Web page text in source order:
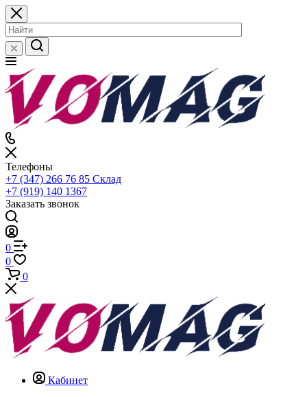
Телефоны
+7 (347) 266 76 85 Склад
+7 (919) 140 1367
Заказать звонок
0
0
0
Кабинет